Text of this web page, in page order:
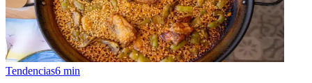
Tendencias6 min